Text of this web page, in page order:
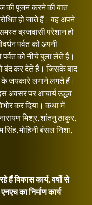
की पूजन करने की बात
हो जाते हैं। वह अपने
ब्रजवासी परेशान हो
पर्वत को अपनी
को नीचे बुला लेते हैं।
बंद कर देते हैं। जिसके बाद
के जयकारे लगाने लगते हैं।
अवसर पर आचार्य उद्धव
कर दिया। कथा में
मिश्र, शांतनु ठाकुर,
सिंह, मोहिनी बंसल निशा,
हैं विकास कार्य, वर्षो से
का निर्माण कार्य